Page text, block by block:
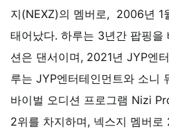
지(NEXZ)의 멤버로, 2006년 1
태어났다. 하루는 3년간 팝핑을
션은 댄서이며, 2021년 JYP엔
루는 JYP엔터테인먼트와 소니
바이벌 오디션 프로그램 Nizi
2위를 차지하며, 넥스지 멤버로